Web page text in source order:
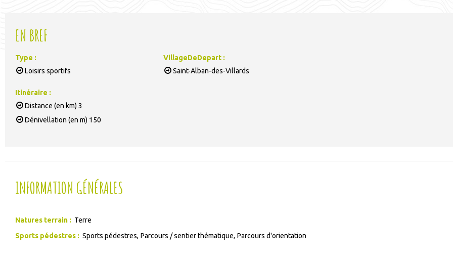
EN BREF
Type :
Loisirs sportifs
Itinéraire :
Distance (en km) 3
Dénivellation (en m) 150
VillageDeDepart :
Saint-Alban-des-Villards
INFORMATION GÉNÉRALES
Natures terrain : Terre
Sports pédestres : Sports pédestres Parcours / sentier thématique Parcours d'orientation